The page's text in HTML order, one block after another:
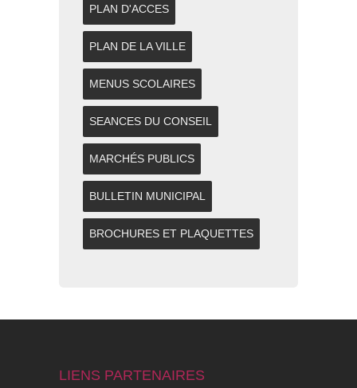
PLAN D'ACCES
PLAN DE LA VILLE
MENUS SCOLAIRES
SEANCES DU CONSEIL
MARCHÉS PUBLICS
BULLETIN MUNICIPAL
BROCHURES ET PLAQUETTES
LIENS PARTENAIRES